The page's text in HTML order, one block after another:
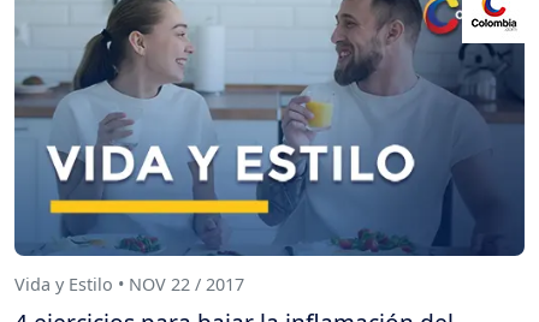
Vida y Estilo • NOV 22 / 2017